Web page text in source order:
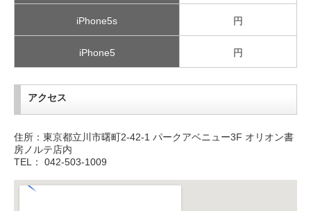
iPhone5s 円
iPhone5 円
アクセス
住所：東京都立川市曙町2-42-1 パークアベニュー3F オリオン書
房ノルテ店内
TEL： 042-503-1009